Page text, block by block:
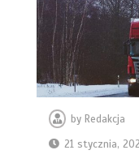
by Redakcja
21 stycznia,